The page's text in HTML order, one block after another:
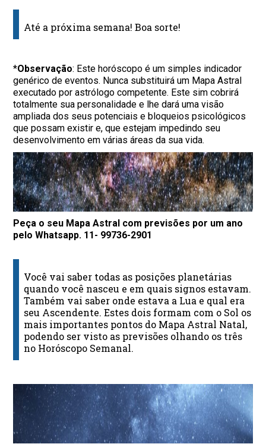
Até a próxima semana! Boa sorte!
*Observação: Este horóscopo é um simples indicador
genérico de eventos. Nunca substituirá um Mapa Astral
executado por astrólogo competente. Este sim cobrirá
totalmente sua personalidade e lhe dará uma visão
ampliada dos seus potenciais e bloqueios psicológicos
que possam existir e, que estejam impedindo seu
desenvolvimento em várias áreas da sua vida.
Peça o seu Mapa Astral com previsões por um ano
pelo Whatsapp. 11- 99736-2901
Você vai saber todas as posições planetárias
quando você nasceu e em quais signos estavam.
Também vai saber onde estava a Lua e qual era
seu Ascendente. Estes dois formam com o Sol os
mais importantes pontos do Mapa Astral Natal,
podendo ser visto as previsões olhando os três
no Horóscopo Semanal.